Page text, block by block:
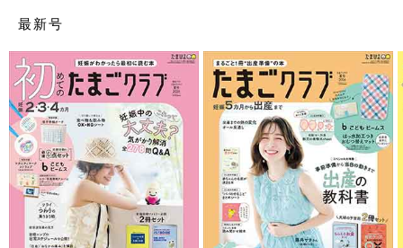
最新号